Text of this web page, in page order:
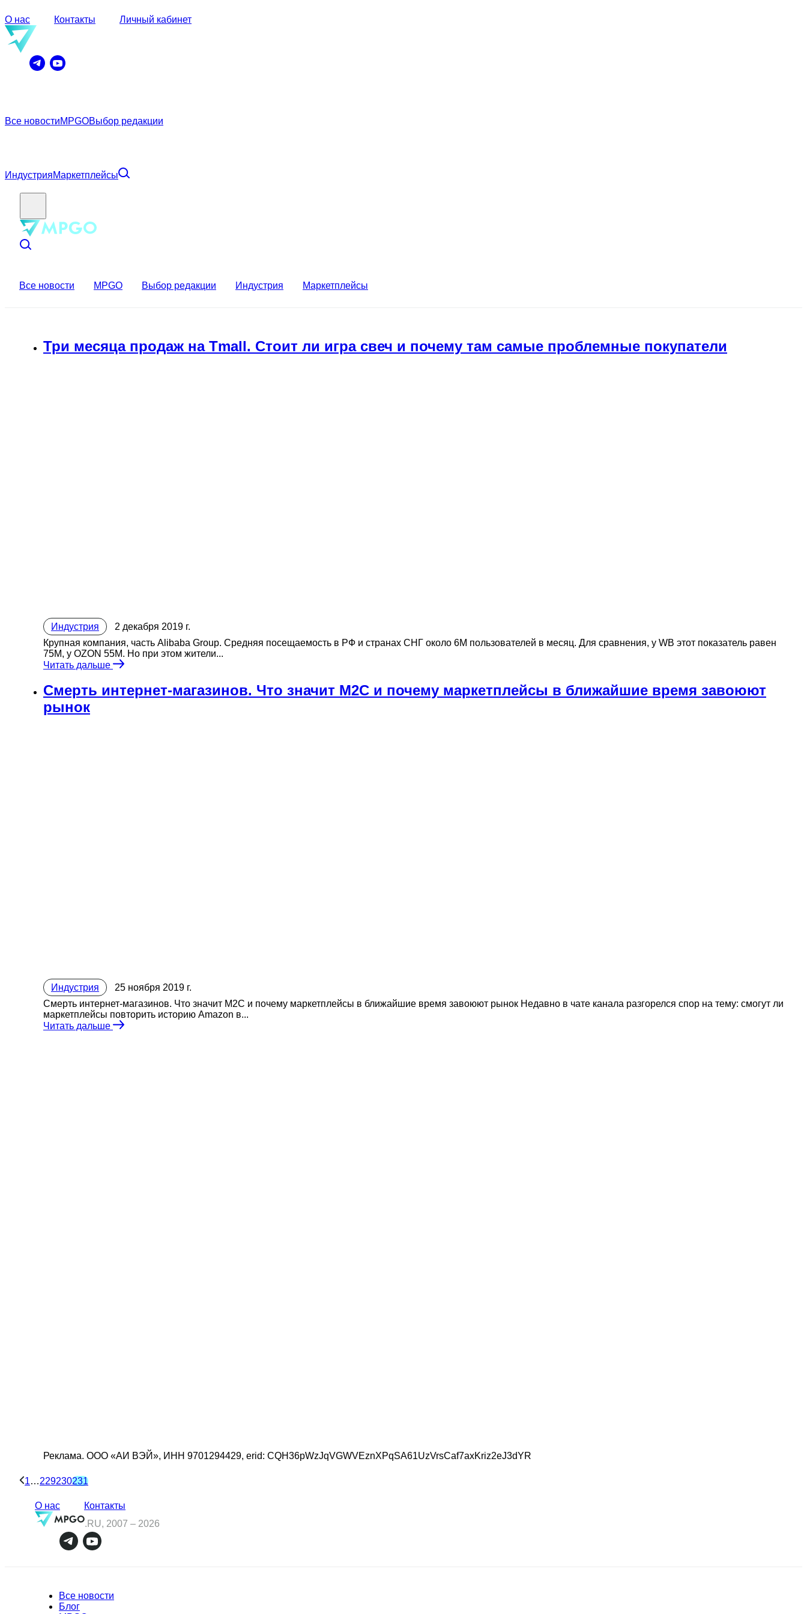
О нас Контакты Личный кабинет
Все новостиMPGOВыбор редакции
ИндустрияМаркетплейсы
Все новости MPGO Выбор редакции Индустрия Маркетплейсы
Три месяца продаж на Tmall. Стоит ли игра свеч и почему там самые проблемные покупатели
Индустрия
2 декабря 2019 г.
Крупная компания, часть Alibaba Group. Средняя посещаемость в РФ и странах СНГ около 6М пользователей в месяц. Для сравнения, у WB этот показатель равен
75М, у OZON 55M. Но при этом жители...
Читать дальше
Смерть интернет-магазинов. Что значит M2C и почему маркетплейсы в ближайшие время завоюют
рынок
Индустрия
25 ноября 2019 г.
Смерть интернет-магазинов. Что значит M2C и почему маркетплейсы в ближайшие время завоюют рынок Недавно в чате канала разгорелся спор на тему: смогут ли
маркетплейсы повторить историю Amazon в...
Читать дальше
Реклама. ООО «АИ ВЭЙ», ИНН 9701294429, erid: CQH36pWzJqVGWVEznXPqSA61UzVrsCaf7axKriz2eJ3dYR
1…229230231
О нас
Контакты
.RU, 2007 – 2026
Все новости
Блог